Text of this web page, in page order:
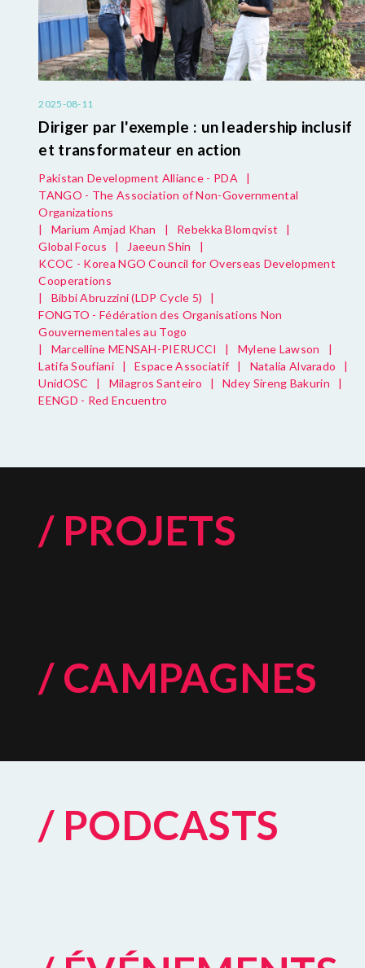
2025-08-11
Diriger par l'exemple : un leadership inclusif
et transformateur en action
Pakistan Development Alliance - PDA
|
TANGO - The Association of Non-Governmental
Organizations
|
Marium Amjad Khan | Rebekka Blomqvist
|
Global Focus
| Jaeeun Shin
|
KCOC - Korea NGO Council for Overseas Development
Cooperations
|
Bibbi Abruzzini (LDP Cycle 5)
|
FONGTO - Fédération des Organisations Non
Gouvernementales au Togo
|
Marcelline MENSAH-PIERUCCI | Mylene Lawson
|
Latifa Soufiani
| Espace Associatif | Natalia Alvarado
|
UnidOSC
| Milagros Santeiro | Ndey Sireng Bakurin
|
EENGD - Red Encuentro
/ PROJETS
/ CAMPAGNES
/ PODCASTS